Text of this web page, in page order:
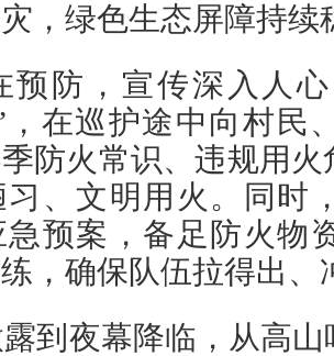
，绿色生态屏障持续
预防，宣传深入人
，在巡护途中向村民
防火常识、违规用
、文明用火。同时
预案，备足防火物
，确保队伍拉得出、
到夜幕降临，从高